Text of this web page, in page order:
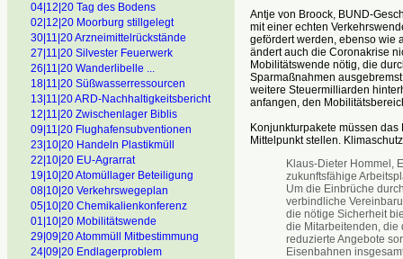
04|12|20 Tag des Bodens
02|12|20 Moorburg stillgelegt
30|11|20 Arzneimittelrückstände
27|11|20 Silvester Feuerwerk
26|11|20 Wanderlibelle ...
18|11|20 Süßwasserressourcen
13|11|20 ARD-Nachhaltigkeitsbericht
12|11|20 Zwischenlager Biblis
09|11|20 Flughafensubventionen
23|10|20 Handeln Plastikmüll
22|10|20 EU-Agrarrat
19|10|20 Atomüllager Beteiligung
08|10|20 Verkehrswegeplan
05|10|20 Chemikalienkonferenz
01|10|20 Mobilitätswende
29|09|20 Atommüll Mitbestimmung
24|09|20 Endlagerproblem
Antje von Broock, BUND-
mit einer echten
gefördert werden, ebenso wie
ändert auch die Coronakrise
Mobilitätswende nötig, die
Sparmaßnahmen
weitere Steuermilliarden
anfangen, den
Konjunkturpakete müssen
Mittelpunkt stellen.
Klaus-Dieter Hommel,
zukunftsfähige
Um die Einbrüche
verbindliche
die nötige Sicherheit
die Mitarbeitenden, die
reduzierte Angebote
Eisenbahnen